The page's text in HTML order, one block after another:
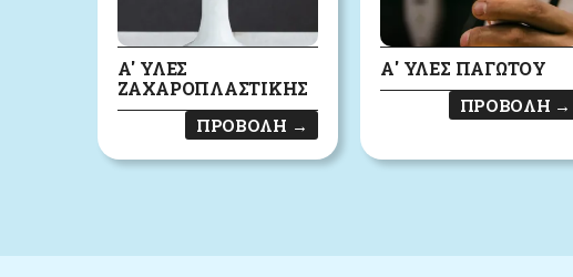
Α' ΎΛΕΣ
ΖΑΧΑΡΟΠΛΑΣΤΙΚΉΣ
ΠΡΟΒΟΛΉ →
Α' ΎΛΕΣ ΠΑΓΩΤΟΎ
ΠΡΟΒΟΛΉ →